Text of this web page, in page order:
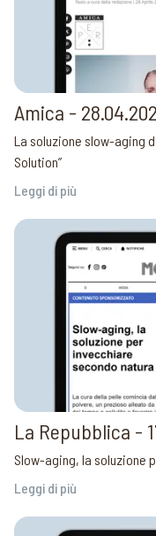
Amica -
La soluzione slow-aging
Solution”
Leggi di più
La Repubblica -
Slow-aging, la soluzione
Leggi di più